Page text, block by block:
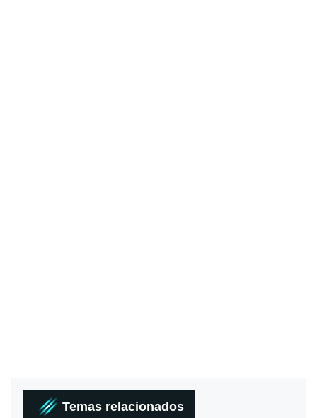
Temas relacionados